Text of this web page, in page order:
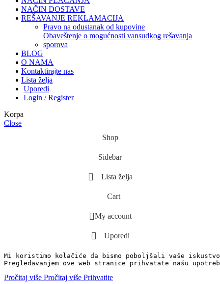
NAČIN DOSTAVE
REŠAVANJE REKLAMACIJA
pravo na odustanak od kupovine
obaveštenje o mogućnosti vansudkog rešavanja
sporova
BLOG
O NAMA
Kontaktirajte nas
Lista želja
Uporedi
Login / Register
Korpa
Close
Shop
Sidebar
Lista želja
Cart
My account
Uporedi
Mi koristimo kolačiće da bismo poboljšali vaše
Pregledavanjem ove web stranice prihvatate našu
Pročitaj više Pročitaj više Prihvatite